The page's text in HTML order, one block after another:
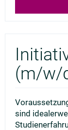
(m/w/
sind